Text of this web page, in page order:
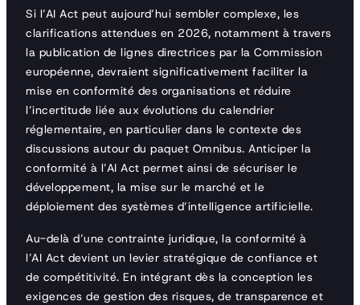
Si l’AI Act peut aujourd’hui sembler complexe, les
clarifications attendues en 2026, notamment à travers
la publication de lignes directrices par la Commission
européenne, devraient significativement faciliter la
mise en conformité des organisations et réduire
l’incertitude liée aux évolutions du calendrier
réglementaire, en particulier dans le contexte des
discussions autour du paquet Omnibus. Anticiper la
conformité à l’AI Act permet ainsi de sécuriser le
développement, la mise sur le marché et le
déploiement des systèmes d’intelligence artificielle.
Au-delà d’une contrainte juridique, la conformité à
l’AI Act devient un levier stratégique de confiance et
de compétitivité. En intégrant dès la conception les
exigences de gestion des risques, de transparence et